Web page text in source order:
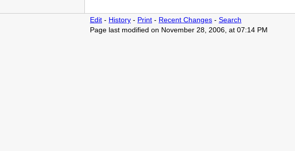
Edit - History - Print - Recent Changes - Search
Page last modified on November 28, 2006, at 07:14 PM